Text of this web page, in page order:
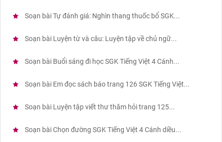
Soạn bài Tự đánh giá: Nghìn thang thuốc bổ SGK...
Soạn bài Luyện từ và câu: Luyện tập về chủ ngữ...
Soạn bài Buổi sáng đi học SGK Tiếng Việt 4 Cánh...
Soạn bài Em đọc sách báo trang 126 SGK Tiếng Việt...
Soạn bài Luyện tập viết thư thăm hỏi trang 125...
Soạn bài Chọn đường SGK Tiếng Việt 4 Cánh diều...